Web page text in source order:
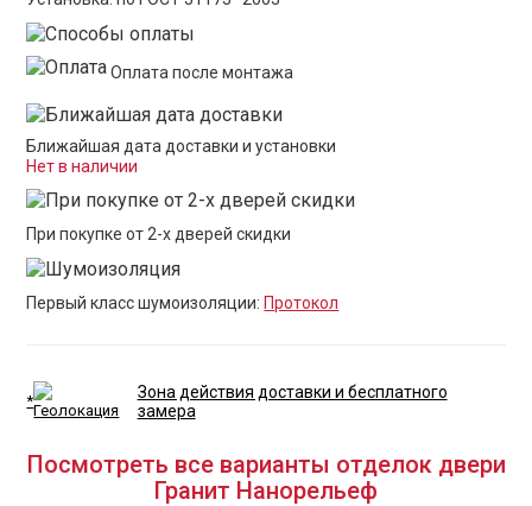
Оплата после монтажа
Ближайшая дата доставки и установки
Нет в наличии
При покупке от 2-х дверей скидки
Первый класс шумоизоляции: Протокол
*
Зона действия доставки и бесплатного
замера
Посмотреть все варианты отделок двери
Гранит Нанорельеф